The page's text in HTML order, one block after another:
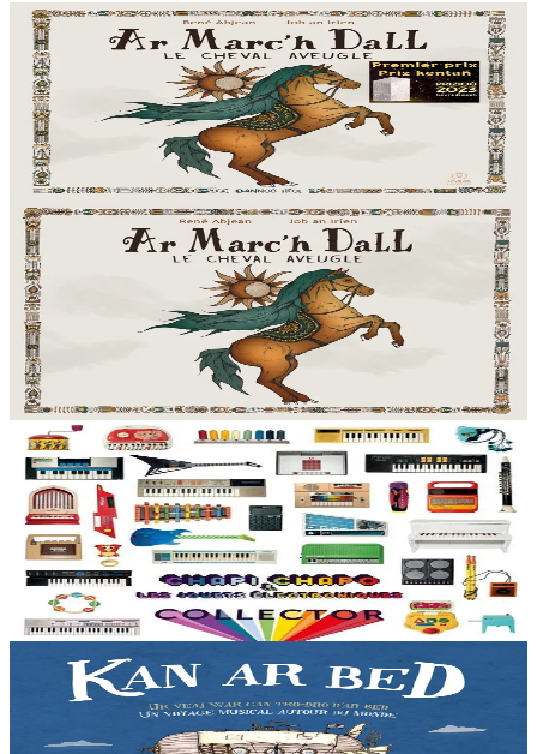
Bannoù-heol
Ar Marc'h Dall - Livre-CD
Près de cent chanteurs et instrumentistes de Bretagne, de Corse et
l’Orchestre Symphonique de Bulgarie nous font partager un
merveilleux moment musical grâce à...
En stock22,90 €
2 ans et plus
Bannoù-heol
Ar Marc'h Dall - CD
Près de cent chanteurs et instrumentistes de Bretagne, de Corse et
l’Orchestre Symphonique de Bulgarie nous font partager un
merveilleux moment musical grâce à...
En stock12,90 €
3 ans et plus
Music From The Masses
Collector - CD
De brocantes en vide-greniers, le musicien finistérien amasse par
centaines des jouets musicaux anciens du monde entier. Son
quatrième album s'articule autour des jouets électroniques....
En stock15,00 €
Bannoù-heol
Kan ar Bed - CD